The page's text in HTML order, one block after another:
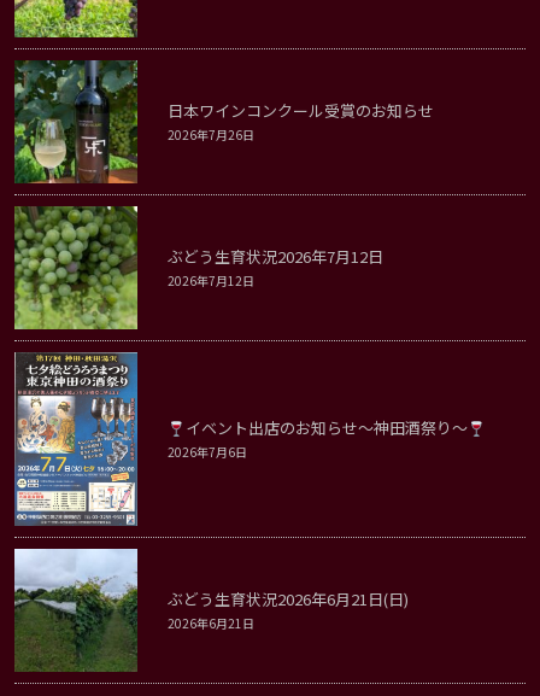
日本ワインコンクール受賞のお知らせ
2026年7月26日
ぶどう生育状況2026年7月12日
2026年7月12日
イベント出店のお知らせ～神田酒祭り～
2026年7月6日
ぶどう生育状況2026年6月21日(日)
2026年6月21日